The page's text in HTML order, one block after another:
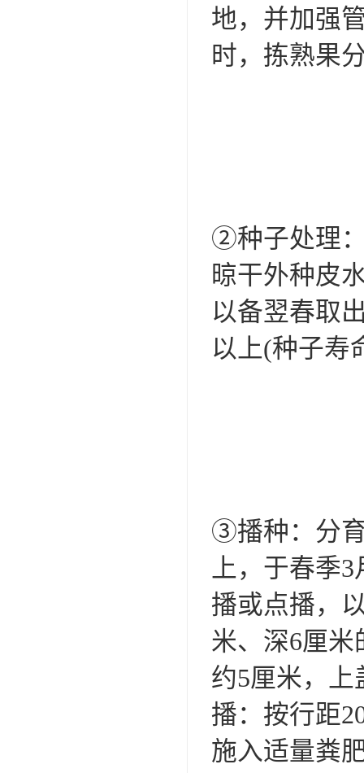
地，并加强
时，拣熟果
②种子处理
晾干外种皮
以备翌春取
以上(种子寿
③播种：分
上，于春季3
播或点播，
米、深6厘
约5厘米，上
播：按行距
施入适量粪